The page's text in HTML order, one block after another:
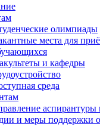
олимпиады
места для
и кафедры
среда
аспирантуры
и меры поддержки